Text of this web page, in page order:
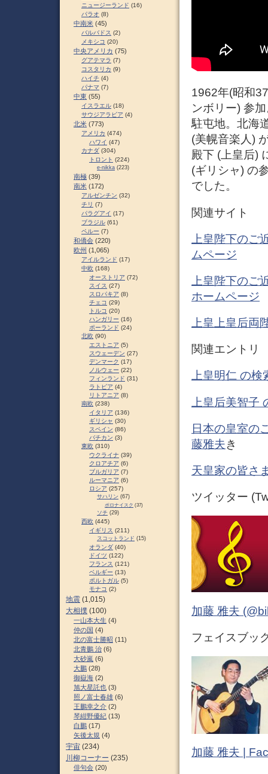
1962年(昭和
ンボリー) 参
駐屯地。北海
(美幌音楽人)
殿下 (上皇后)
(ギリシャ) の
でした。
関連サイト
上皇陛下のご
ムページ
上皇陛下のご
ホームページ
上皇上皇后両
関連エントリ
上皇明仁 の検
上皇后美智子
日本の皇室の
藤雅夫き
天皇家の皆さ
ツイッター
加藤 雅夫
フェイスブッ
加藤 雅夫 |
ニュージーランド (16)
パラオ (8)
中南米 (45)
バルバドス (2)
メキシコ (20)
中央アメリカ (75)
グアテマラ (7)
コスタリカ (9)
ハイチ (4)
パナマ (7)
中東 (55)
イスラエル (18)
サウジアラビア (4)
北米 (773)
アメリカ (474)
ハワイ (47)
カナダ (304)
トロント (224)
e-nikka (223)
南極 (39)
南米 (172)
アルゼンチン (32)
チリ (7)
パラグアイ (17)
ブラジル (61)
ペルー (7)
和僑会 (220)
欧州 (1,065)
アイルランド (17)
中欧 (168)
オーストリア (72)
スイス (27)
スロパキア (8)
チェコ (29)
トルコ (20)
ハンガリー (16)
ポーランド (24)
北欧 (90)
エストニア (5)
スウェーデン (27)
デンマーク (17)
ノルウェー (22)
フィンランド (31)
ラトビア (4)
リトアニア (8)
南欧 (238)
イタリア (136)
ギリシャ (30)
スペイン (86)
バチカン (3)
東欧 (310)
ウクライナ (39)
クロアチア (6)
ブルガリア (7)
ルーマニア (6)
ロシア (257)
サハリン (67)
ポロナイスク (37)
ソチ (29)
西欧 (445)
イギリス (211)
スコットランド (15)
オランダ (40)
ドイツ (122)
フランス (121)
ベルギー (13)
ポルトガル (5)
モナコ (2)
地震 (1,015)
大相撲 (100)
一山本大生 (4)
仲の国 (4)
北の富士勝昭 (11)
北青鵬 治 (6)
大砂嵐 (6)
大鵬 (28)
御嶽海 (2)
旭大星託也 (3)
照ノ富士春雄 (6)
王鵬幸之介 (2)
琴紺野優紀 (13)
白鵬 (17)
矢後太規 (4)
宇宙 (234)
川柳コーナー (235)
俳句会 (20)